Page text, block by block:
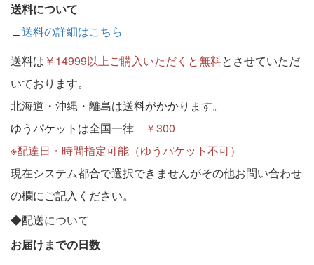
送料について
∟送料の詳細はこちら
送料は ￥14999以上ご購入いただくと無料とさせていただ
いております。
北海道・沖縄・離島は送料がかかります。
ゆうパケットは全国一律
￥300
※配達日・時間指定可能（ゆうパケット不可）
現在システム都合で選択できませんがその他お問い合わせ
の欄にご記入ください。
◆配送について
お届けまでの日数